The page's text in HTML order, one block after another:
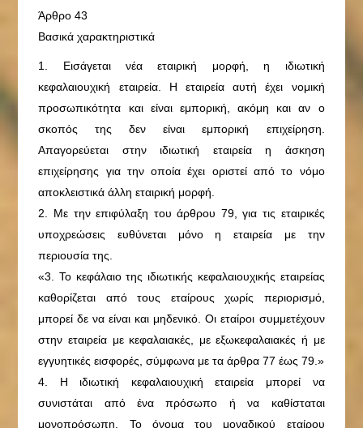
Άρθρο 43
Βασικά χαρακτηριστικά
1. Εισάγεται νέα εταιρική μορφή, η ιδιωτική
κεφαλαιουχική εταιρεία. Η εταιρεία αυτή έχει νομική
προσωπικότητα και είναι εμπορική, ακόμη και αν ο
σκοπός της δεν είναι εμπορική επιχείρηση.
Απαγορεύεται στην ιδιωτική εταιρεία η άσκηση
επιχείρησης για την οποία έχει οριστεί από το νόμο
αποκλειστικά άλλη εταιρική μορφή.
2. Με την επιφύλαξη του άρθρου 79, για τις εταιρικές
υποχρεώσεις ευθύνεται μόνο η εταιρεία με την
περιουσία της.
«3. Το κεφάλαιο της ιδιωτικής κεφαλαιουχικής εταιρείας
καθορίζεται από τους εταίρους χωρίς περιορισμό,
μπορεί δε να είναι και μηδενικό. Οι εταίροι συμμετέχουν
στην εταιρεία με κεφαλαιακές, με εξωκεφαλαιακές ή με
εγγυητικές εισφορές, σύμφωνα με τα άρθρα 77 έως 79.»
4. Η ιδιωτική κεφαλαιουχική εταιρεία μπορεί να
συνιστάται από ένα πρόσωπο ή να καθίσταται
μονοπρόσωπη. Το όνομα του μοναδικού εταίρου